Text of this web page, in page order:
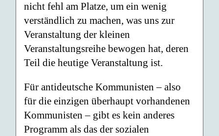
nicht fehl am Platze, um ein wenig
verständlich zu machen, was uns zur
Veranstaltung der kleinen
Veranstaltungsreihe bewogen hat, deren
Teil die heutige Veranstaltung ist.
Für antideutsche Kommunisten – also
für die einzigen überhaupt vorhandenen
Kommunisten – gibt es kein anderes
Programm als das der sozialen